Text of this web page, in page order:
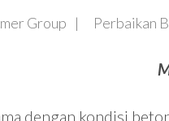
Group Perbaikan
dengan kondisi